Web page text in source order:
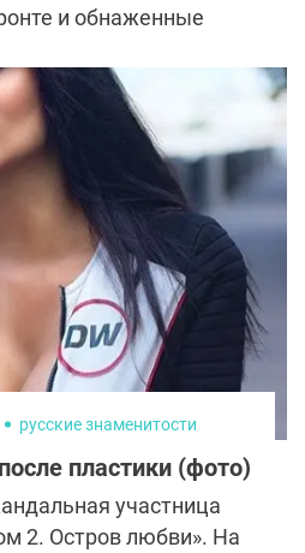
и обнаженные
славы. История Алены
и после пластики
популярностью.
русские знаменитости
пластики (фото)
участница
2. Остров любви». На